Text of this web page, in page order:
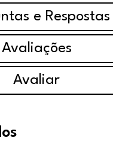
e Respostas
Avaliações
Avaliar